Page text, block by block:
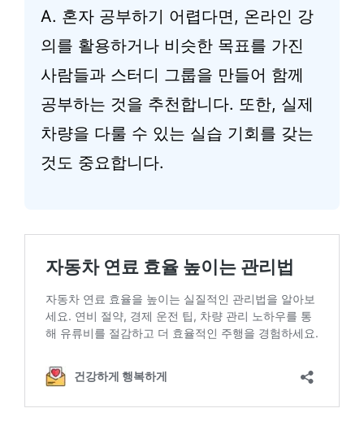
A. 혼자 공부하기 어렵다면, 온라인 강
의를 활용하거나 비슷한 목표를 가진
사람들과 스터디 그룹을 만들어 함께
공부하는 것을 추천합니다. 또한, 실제
차량을 다룰 수 있는 실습 기회를 갖는
것도 중요합니다.